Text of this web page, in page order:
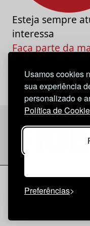
Usamos cookies
sua experiência
personalizado e
Política de
Preferências
Esteja sempre
interessa
Faça parte da
Política de Cookies